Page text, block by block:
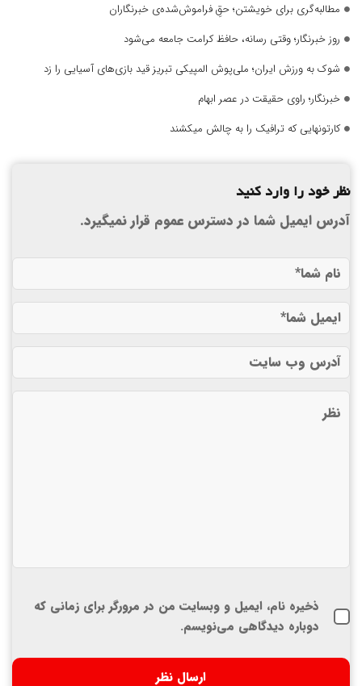
مطالبه‌گری برای خویشتن؛ حقِ فراموش‌شده‌ی خبرنگاران
روز خبرنگار؛ وقتی رسانه، حافظ کرامت جامعه می‌شود
شوک به ورزش ایران؛ ملی‌پوش المپیکی تبریز قید بازی‌های آسیایی را زد
خبرنگار؛ راوی حقیقت در عصر ابهام
کارتونهایی که ترافیک را به چالش میکشند
نظر خود را وارد کنید
آدرس ایمیل شما در دسترس عموم قرار نمیگیرد.
ذخیره نام، ایمیل و وبسایت من در مرورگر برای زمانی که
دوباره دیدگاهی می‌نویسم.